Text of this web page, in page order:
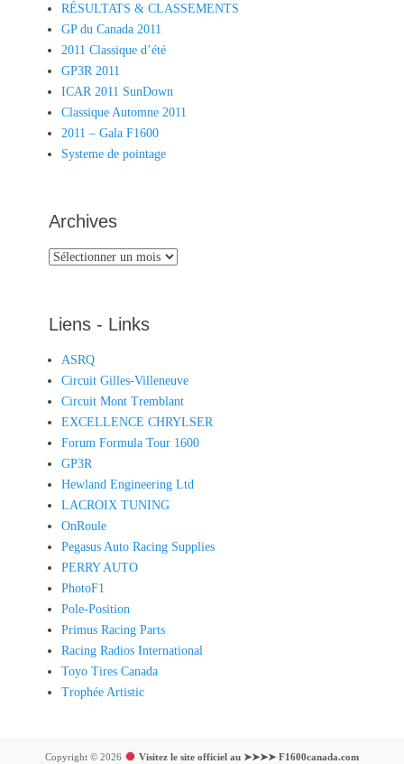
RÉSULTATS & CLASSEMENTS
GP du Canada 2011
2011 Classique d’été
GP3R 2011
ICAR 2011 SunDown
Classique Automne 2011
2011 – Gala F1600
Systeme de pointage
Archives
Archives
Liens - Links
ASRQ
Circuit Gilles-Villeneuve
Circuit Mont Tremblant
EXCELLENCE CHRYLSER
Forum Formula Tour 1600
GP3R
Hewland Engineering Ltd
LACROIX TUNING
OnRoule
Pegasus Auto Racing Supplies
PERRY AUTO
PhotoF1
Pole-Position
Primus Racing Parts
Racing Radios International
Toyo Tires Canada
Trophée Artistic
Copyright © 2026 Visitez le site officiel au ➤➤➤➤ F1600canada.com